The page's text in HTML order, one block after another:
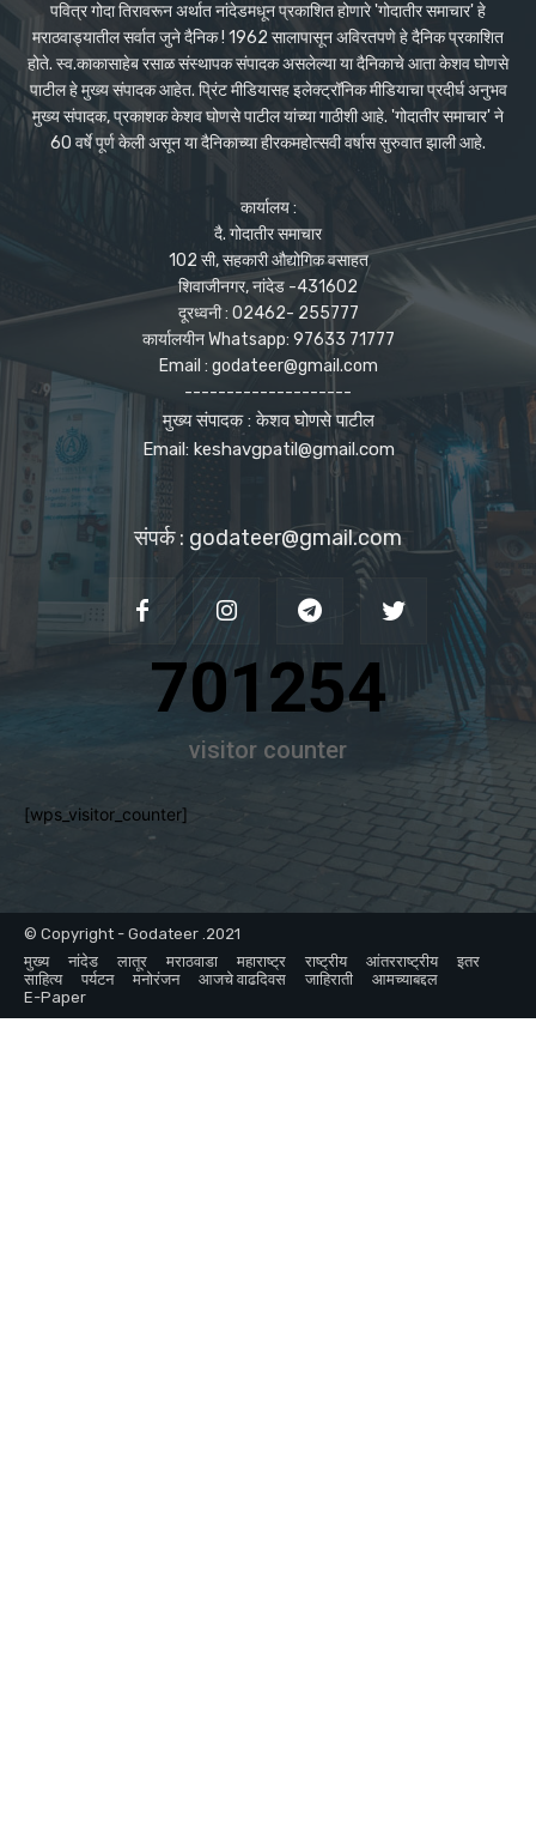
पवित्र गोदा तिरावरून अर्थात नांदेडमधून प्रकाशित होणारे 'गोदातीर समाचार' हे
मराठवाड्यातील सर्वात जुने दैनिक ! 1962 सालापासून अविरतपणे हे दैनिक प्रकाशित
होते. स्व.काकासाहेब रसाळ संस्थापक संपादक असलेल्या या दैनिकाचे आता केशव घोणसे
पाटील हे मुख्य संपादक आहेत. प्रिंट मीडियासह इलेक्ट्रॉनिक मीडियाचा प्रदीर्घ अनुभव
मुख्य संपादक, प्रकाशक केशव घोणसे पाटील यांच्या गाठीशी आहे. 'गोदातीर समाचार' ने
60 वर्षे पूर्ण केली असून या दैनिकाच्या हीरकमहोत्सवी वर्षास सुरुवात झाली आहे.
कार्यालय :
दै. गोदातीर समाचार
102 सी, सहकारी औद्योगिक वसाहत
शिवाजीनगर, नांदेड -431602
दूरध्वनी : 02462- 255777
कार्यालयीन Whatsapp: 97633 71777
Email : godateer@gmail.com
--------------------
मुख्य संपादक : केशव घोणसे पाटील
Email: keshavgpatil@gmail.com
संपर्क : godateer@gmail.com
701254
visitor counter
[wps_visitor_counter]
© Copyright - Godateer .2021
मुख्य
नांदेड लातूर मराठवाडा महाराष्ट्र राष्ट्रीय आंतरराष्ट्रीय
इतर
साहित्य
पर्यटन मनोरंजन आजचे वाढदिवस जाहिराती
आमच्याबद्दल
E-Paper